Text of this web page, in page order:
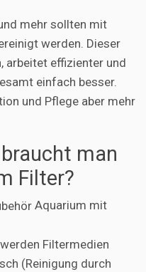
mehr sollten mit
werden. Dieser
arbeitet effizienter und
einfach besser.
und Pflege aber mehr
man
Filter?
Aquarium mit
Filtermedien
(Reinigung durch